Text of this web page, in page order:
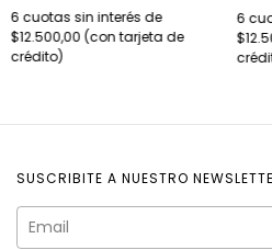
6 cuotas sin interés de
$12.500,00
6
SUSCRIBITE A NUESTRO